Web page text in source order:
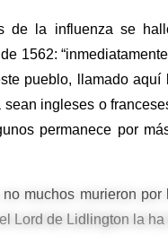
de la influenza se
1562:
pueblo, llamado
ingleses o
permanece por
muchos murieron
Lord de Lidlington la